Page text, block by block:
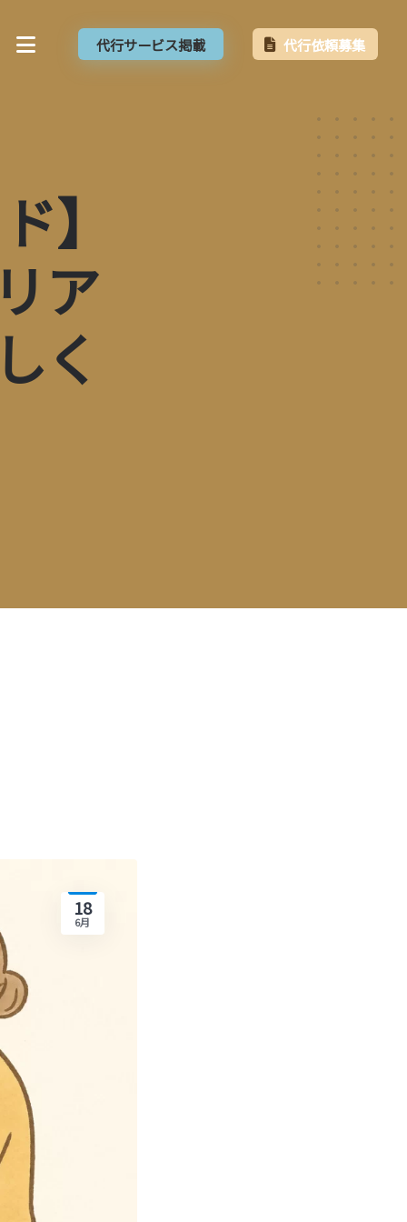
代行サービス掲載 代行依頼募集
】
ア
く
18
6月